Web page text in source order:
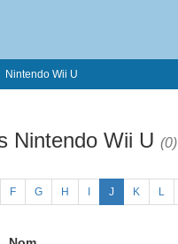
Nintendo Wii U
Nintendo Wii U (0)
F G H J K L